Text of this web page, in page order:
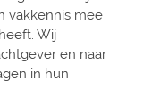
vakkennis mee
Wij
en naar
in hun